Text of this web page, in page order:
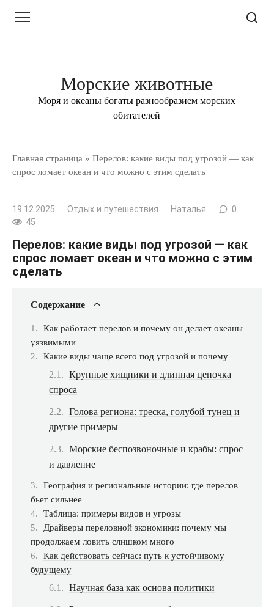
Морские животные
Моря и океаны богаты разнообразием морских
обитателей
Главная страница » Перелов: какие виды под угрозой — как
спрос ломает океан и что можно с этим сделать
19.12.2025 Отдых и путешествия Наталья
0
45
Перелов: какие виды под угрозой — как
спрос ломает океан и что можно с этим
сделать
Содержание
Как работает перелов и почему он делает океаны
уязвимыми
Какие виды чаще всего под угрозой и почему
Крупные хищники и длинная цепочка
спроса
Голова региона: треска, голубой тунец и
другие примеры
Морские беспозвоночные и крабы: спрос
и давление
География и региональные истории: где перелов
бьет сильнее
Таблица: примеры видов и угрозы
Драйверы переловной экономики: почему мы
продолжаем ловить слишком много
Как действовать сейчас: путь к устойчивому
будущему
Научная база как основа политики